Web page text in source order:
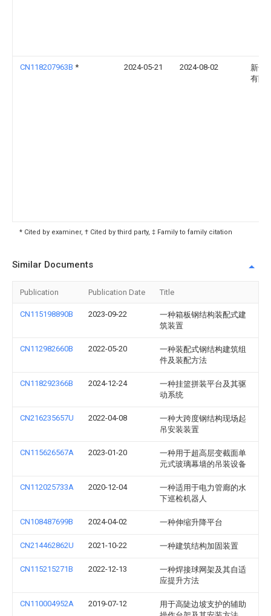
CN118207963B * 2024-05-21 2024-08-02
新长
有限
* Cited by examiner, † Cited by third party, ‡ Family to family citation
Similar Documents
Publication Publication Date Title
CN115198890B 2023-09-22
一种箱板钢结构装配式建
筑装置
CN112982660B 2022-05-20
一种装配式钢结构建筑组
件及装配方法
CN118292366B 2024-12-24
一种挂篮拼装平台及其驱
动系统
CN216235657U 2022-04-08
一种大跨度钢结构现场起
吊安装装置
CN115626567A 2023-01-20
一种用于超高层变截面单
元式玻璃幕墙的吊装设备
CN112025733A 2020-12-04
一种适用于电力管廊的水
下巡检机器人
CN108487699B 2024-04-02 一种伸缩升降平台
CN214462862U 2021-10-22 一种建筑结构加固装置
CN115215271B 2022-12-13
一种焊接球网架及其自适
应提升方法
CN110004952A 2019-07-12
用于高陡边坡支护的辅助